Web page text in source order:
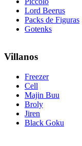
Lord Beerus
Packs de Figuras
Gotenks
Villanos
Freezer
Cell
Majin Buu
Broly
Jiren
Black Goku